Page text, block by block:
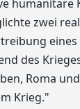
humanitäre
zwei
des
Roma
Krieg."